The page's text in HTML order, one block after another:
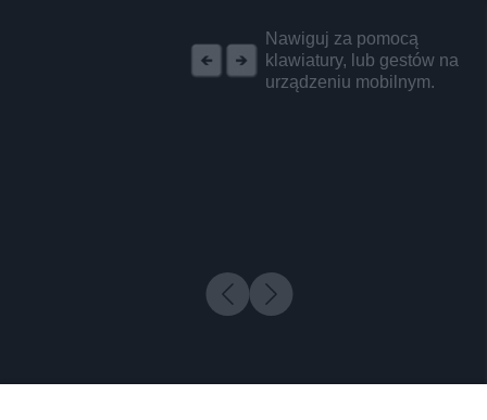
Nawiguj za pomocą
klawiatury, lub gestów na
urządzeniu mobilnym.